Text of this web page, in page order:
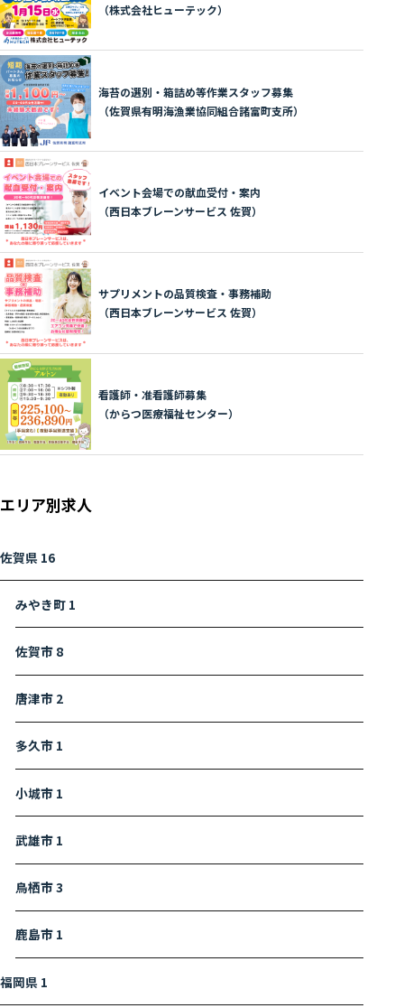
（株式会社ヒューテック）
海苔の選別・箱詰め等作業スタッフ募集
（佐賀県有明海漁業協同組合諸富町支所）
イベント会場での献血受付・案内
（西日本ブレーンサービス 佐賀）
サプリメントの品質検査・事務補助
（西日本ブレーンサービス 佐賀）
看護師・准看護師募集
（からつ医療福祉センター）
エリア別求人
佐賀県 16
みやき町 1
佐賀市 8
唐津市 2
多久市 1
小城市 1
武雄市 1
鳥栖市3
鹿島市 1
福岡県 1